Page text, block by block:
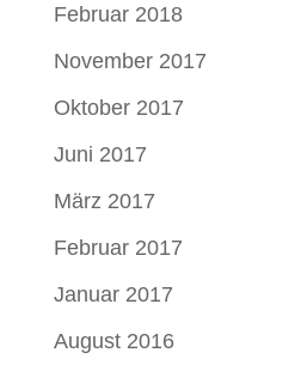
Februar 2018
November 2017
Oktober 2017
Juni 2017
März 2017
Februar 2017
Januar 2017
August 2016